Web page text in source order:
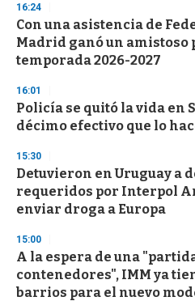
16:24
Con una asistencia de
Madrid ganó un
temporada 2026-2027
16:01
Policía se quitó la vida en
décimo efectivo que lo
15:30
Detuvieron en Uruguay a
requeridos por Interpol
enviar droga a Europa
15:00
A la espera de una
contenedores", IMM ya
barrios para el nuevo